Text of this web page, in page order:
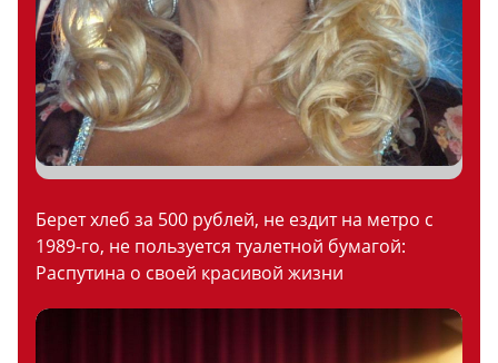
Берет хлеб за 500 рублей, не ездит на метро с
1989-го, не пользуется туалетной бумагой:
Распутина о своей красивой жизни